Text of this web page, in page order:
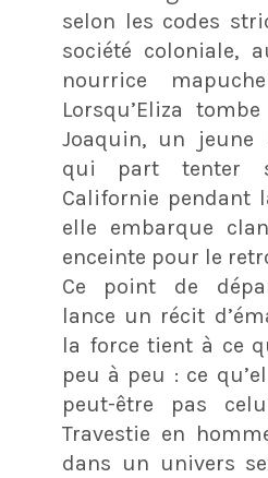
selon les codes
société coloniale,
nourrice
Lorsqu’Eliza
Joaquin, un jeune
qui part tenter
Californie pendant
elle embarque
enceinte pour le
Ce point de
lance un récit
la force tient à ce
peu à peu : ce
peut-être pas
Travestie en
dans un univers